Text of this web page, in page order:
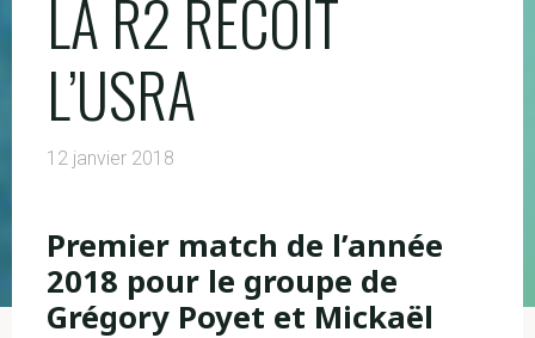
LA R2 RECOIT
L’USRA
12 janvier 2018
Premier match de l’année
2018 pour le groupe de
Grégory Poyet et Mickaël